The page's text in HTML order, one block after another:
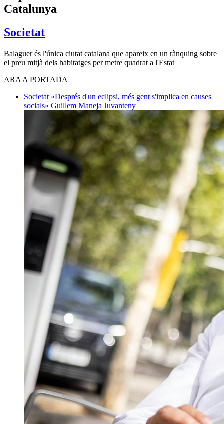
Catalunya
Societat
Balaguer és l'única ciutat catalana que apareix en un rànquing sobre
el preu mitjà dels habitatges per metre quadrat a l'Estat
ARA A PORTADA
Societat «Després d'un eclipsi, més gent s'implica en causes
socials» Guillem Maneja Juvanteny